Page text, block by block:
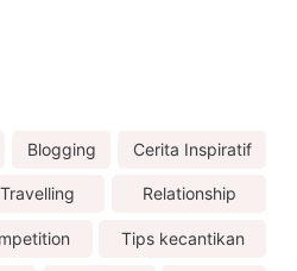
Blogging Cerita Inspiratif
Travelling Relationship
Tips kecantikan